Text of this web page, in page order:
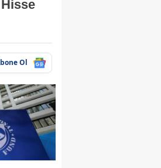
Hisse
Ol